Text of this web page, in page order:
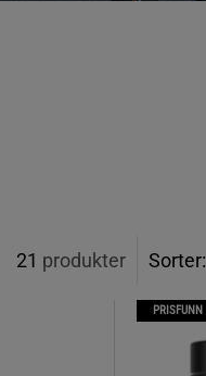
21 produkter Sorter:
PRISFUNN